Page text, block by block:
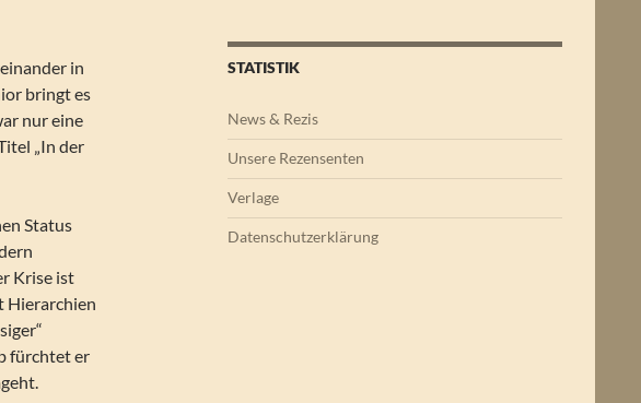
in
bringt es
nur eine
„In der
Status
Krise ist
Hierarchien
fürchtet er
STATISTIK
News & Rezis
Unsere Rezensenten
Verlage
Datenschutzerklärung